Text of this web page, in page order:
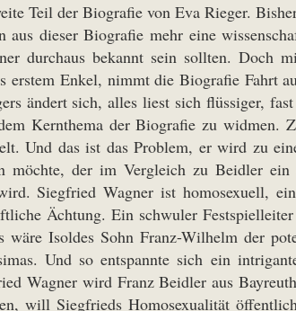
Teil der Biografie von Eva Rieger.
aus dieser Biografie mehr eine
durchaus bekannt sein sollten.
erstem Enkel, nimmt die Biografie Fahrt
ändert sich, alles liest sich flüssiger,
Kernthema der Biografie zu
Und das ist das Problem, er wird zu
möchte, der im Vergleich zu Beidler
Siegfried Wagner ist homosexuell,
Ächtung. Ein schwuler
wäre Isoldes Sohn Franz-Wilhelm der
Und so entspannte sich ein
Wagner wird Franz Beidler aus
will Siegfrieds Homosexualität